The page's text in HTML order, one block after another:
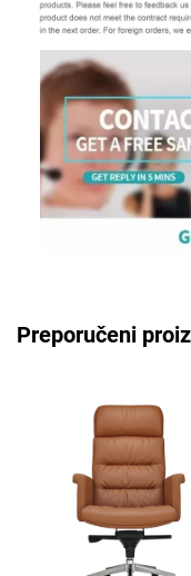
Preporučeni